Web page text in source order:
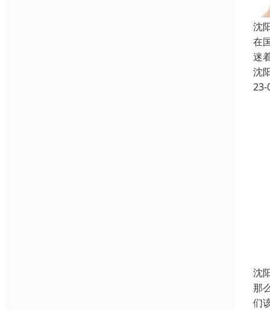
沈
在
迷
沈
23-
沈
那
们